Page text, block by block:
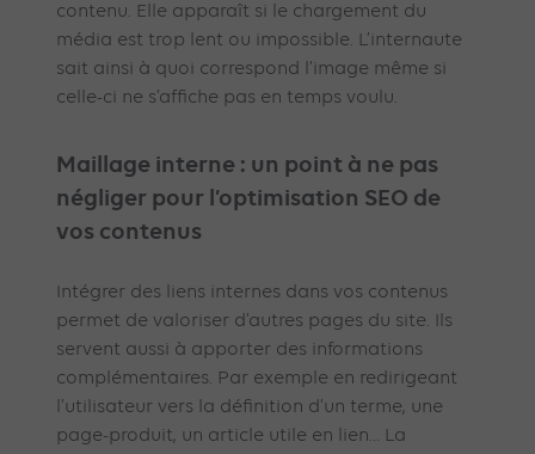
contenu. Elle apparaît si le chargement du
média est trop lent ou impossible. L’internaute
sait ainsi à quoi correspond l’image même si
celle-ci ne s’affiche pas en temps voulu.
Maillage interne : un point à ne pas
négliger pour l’optimisation SEO de
vos contenus
Intégrer des liens internes dans vos contenus
permet de valoriser d’autres pages du site. Ils
servent aussi à apporter des informations
complémentaires. Par exemple en redirigeant
l’utilisateur vers la définition d’un terme, une
page-produit, un article utile en lien… La